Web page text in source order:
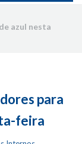
azul nesta
para
feira